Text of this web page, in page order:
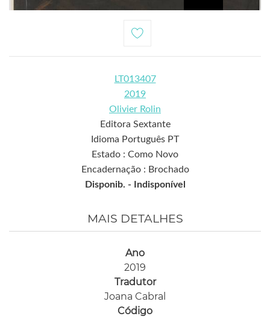
LT013407
2019
Olivier Rolin
Editora Sextante
Idioma Português PT
Estado : Como Novo
Encadernação : Brochado
Disponib. -
Indisponível
MAIS DETALHES
Ano
2019
Tradutor
Joana Cabral
Código